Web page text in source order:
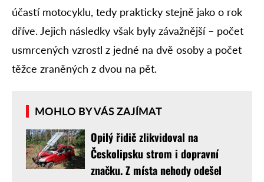
účastí motocyklu, tedy prakticky stejně jako o rok
dříve. Jejich následky však byly závažnější – počet
usmrcených vzrostl z jedné na dvě osoby a počet
těžce zraněných z dvou na pět.
MOHLO BY VÁS ZAJÍMAT
Opilý řidič zlikvidoval na
Českolipsku strom i dopravní
značku. Z místa nehody odešel